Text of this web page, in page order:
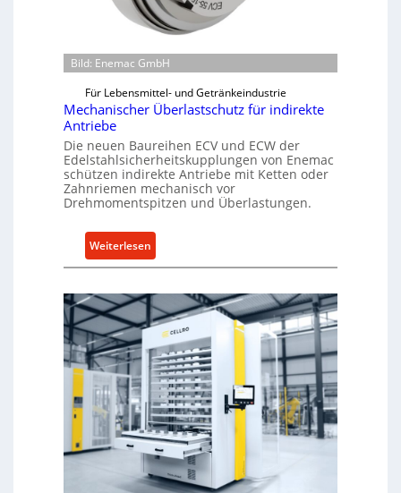
-
B
s
e
l
u
n
g
e
n
%
ü
b
e
r
V
o
r
j
a
h
r
Bild: Enemac GmbH
Für Lebensmittel- und Getränkeindustrie
Mechanischer Überlastschutz für indirekte
Antriebe
Die neuen Baureihen ECV und ECW der
Edelstahlsicherheitskupplungen von Enemac
schützen indirekte Antriebe mit Ketten oder
Zahnriemen mechanisch vor
Drehmomentspitzen und Überlastungen.
Weiterlesen
M
c
h
n
i
c
h
e
Ü